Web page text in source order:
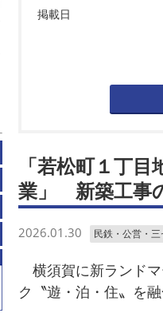
掲載日
「若松町１丁
業」 新築工事
2026.01.30 民鉄・公営・三
横須賀に新ランド
ク〝遊・泊・住〟を